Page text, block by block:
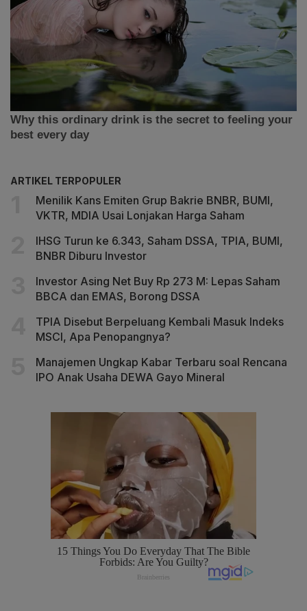
ARTIKEL TERPOPULER
Menilik Kans Emiten Grup Bakrie BNBR, BUMI,
VKTR, MDIA Usai Lonjakan Harga Saham
IHSG Turun ke 6.343, Saham DSSA, TPIA, BUMI,
BNBR Diburu Investor
Investor Asing Net Buy Rp 273 M: Lepas Saham
BBCA dan EMAS, Borong DSSA
TPIA Disebut Berpeluang Kembali Masuk Indeks
MSCI, Apa Penopangnya?
Manajemen Ungkap Kabar Terbaru soal Rencana
IPO Anak Usaha DEWA Gayo Mineral